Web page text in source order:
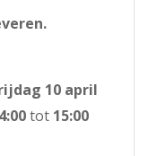
10 april
tot 15:00